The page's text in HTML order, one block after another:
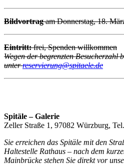
Bildvortragam Donnerstag, 18.
Eintritt:frei, Spenden willkommen
Wegen der begrenzten Besucherzahl
unterreservierung@spitaele.de
Spitäle – Galerie
Zeller Straße 1, 97082 Würzburg,
Sie erreichen das Spitäle mit den
Haltestelle Rathaus – nach dem
Mainbrücke stehen Sie direkt vor